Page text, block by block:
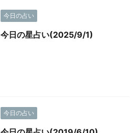
今日の占い
今日の星占い(2025/9/1)
今日の占い